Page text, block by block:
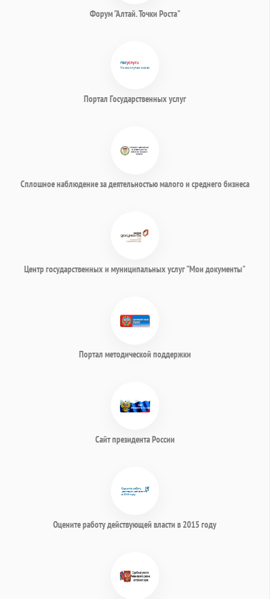
Форум "Алтай. Точки Роста"
Портал Государственных услуг
Сплошное наблюдение за деятельностью малого и среднего бизнеса
Центр государственных и муниципальных услуг "Мои документы"
Портал методической поддержки
Сайт президента России
Оцените работу действующей власти в 2015 году